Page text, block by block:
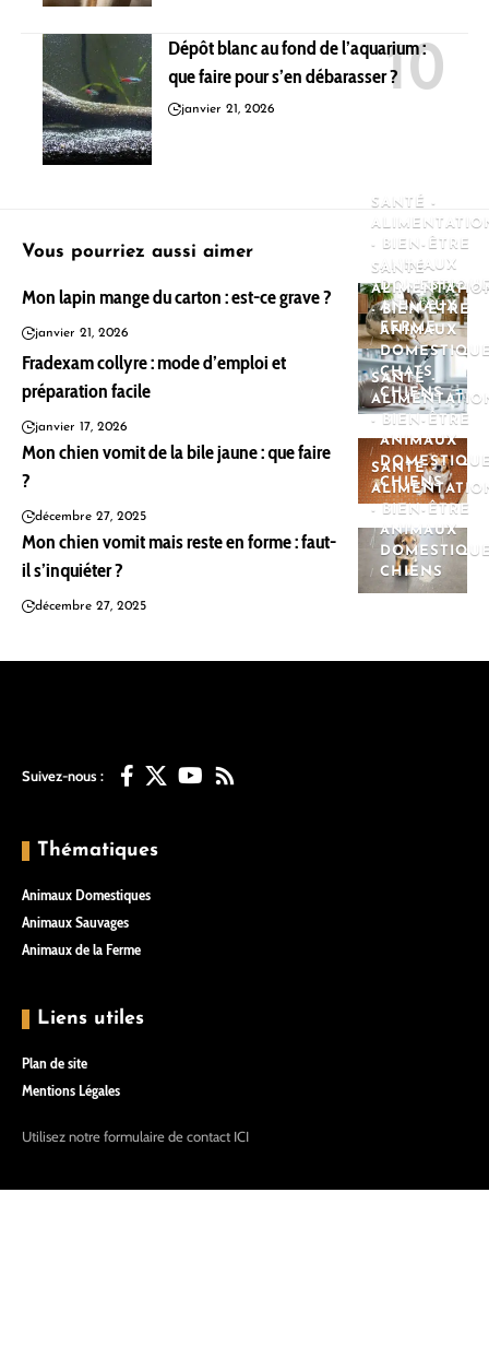
Dépôt blanc au fond de l’aquarium :
que faire pour s’en débarasser ?
janvier 21, 2026
Vous pourriez aussi aimer
SANTÉ -
- BIEN-ÊTRE
ANIMAUX
ANIMAUX
FERME
Mon lapin mange du carton : est-ce grave ?
janvier 21, 2026
SANTÉ -
- BIEN-ÊTRE
ANIMAUX
CHATS
CHIENS
Fradexam collyre : mode d’emploi et
préparation facile
janvier 17, 2026
SANTÉ -
- BIEN-ÊTRE
ANIMAUX
CHIENS
Mon chien vomit de la bile jaune : que faire
?
décembre 27, 2025
SANTÉ -
- BIEN-ÊTRE
ANIMAUX
CHIENS
Mon chien vomit mais reste en forme : faut-
il s’inquiéter ?
décembre 27, 2025
Suivez-nous :
Thématiques
Animaux Domestiques
Animaux Sauvages
Animaux de la Ferme
Liens utiles
Plan de site
Mentions Légales
Utilisez notre formulaire de contact ICI